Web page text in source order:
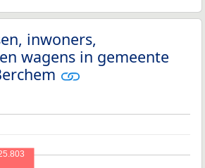
inwoners,
wagens in gemeente